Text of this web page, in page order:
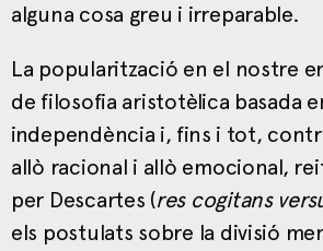
alguna cosa greu i irreparable.
La popularització en el nostre
de filosofia aristotèlica basada
independència i, fins i tot,
allò racional i allò emocional,
per Descartes (res cogitans
els postulats sobre la divisió